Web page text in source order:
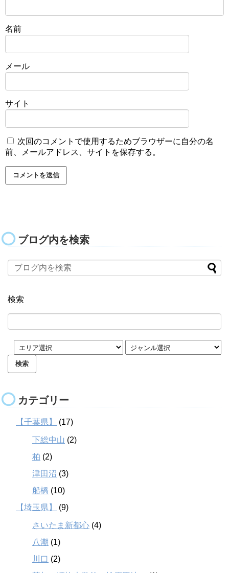
名前
メール
サイト
次回のコメントで使用するためブラウザーに自分の名
前、メールアドレス、サイトを保存する。
ブログ内を検索
検索
カテゴリー
【千葉県】 (17)
下総中山 (2)
柏 (2)
津田沼 (3)
船橋 (10)
【埼玉県】
(9)
さいたま新都心 (4)
八潮 (1)
川口 (2)